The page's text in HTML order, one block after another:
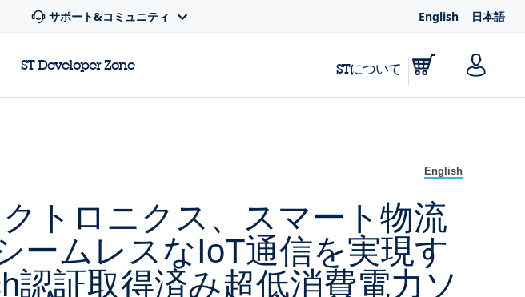
サポート&コミュニティ English 日本語
ST Developer Zone STについて
English
トロニクス、スマート物流
ームレスなIoT通信を実現す
認証取得済み超低消費電力ソ